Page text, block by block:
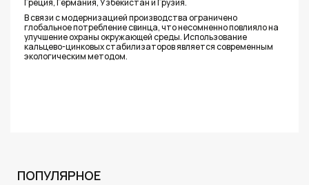
В связи с модернизацией производства ограничено
глобальное потребление свинца, что несомненно повлияло на
улучшение охраны окружающей среды. Использование
кальцево-цинковых стабилизаторов является современным
экологическим методом.
ПОПУЛЯРНОЕ